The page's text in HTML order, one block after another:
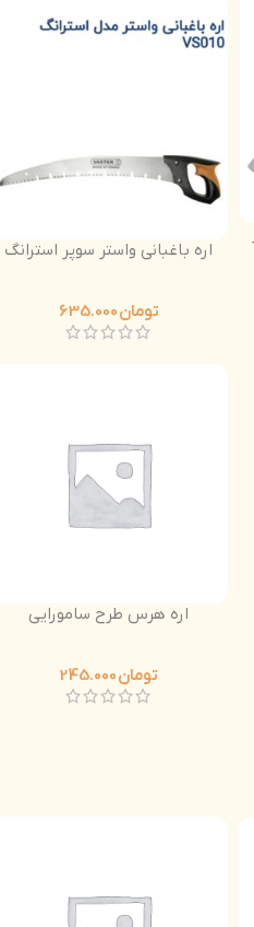
اره باغبانی واستر سوپر استرانگ
تومان
اره هرس طرح سامورایی
تومان